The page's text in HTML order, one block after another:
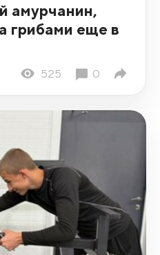
амурчанин,
грибами еще в
525 0